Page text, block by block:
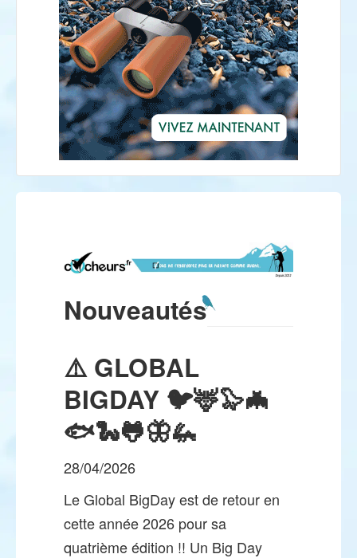
Nouveautés
⚠️ GLOBAL
BIGDAY 🐦🦌🦭🦇
🐟🐍🐸🦋🦗
28/04/2026
Le Global BigDay est de retour en
cette année 2026 pour sa
quatrième édition !! Un Big Day